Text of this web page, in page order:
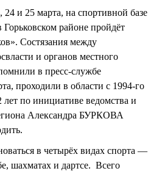
и 25 марта, на спортивной базе
районе пройдёт
Состязания между
и органов местного
в пресс-службе
проходили в области с 1994-го
по инициативе ведомства и
Александра БУРКОВА
в четырёх видах спорта —
шахматах и дартсе. Всего